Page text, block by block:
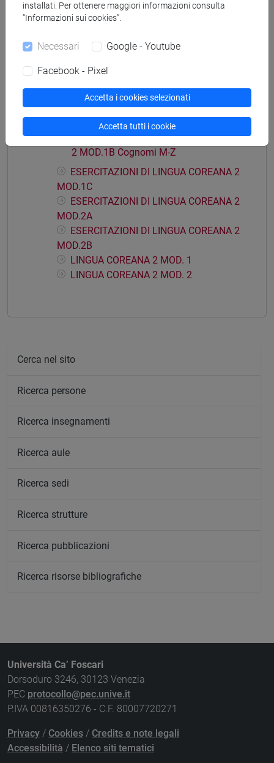
Struttura generale dell'insegnamento
ESERCITAZIONI DI LINGUA COREANA 2
MOD.1A
MOD.1B
ESERCITAZIONI DI LINGUA
COREANA 2 MOD.1B Cognomi A-L
ESERCITAZIONI DI LINGUA COREANA
2 MOD.1B Cognomi M-Z
ESERCITAZIONI DI LINGUA COREANA 2
MOD.1C
ESERCITAZIONI DI LINGUA COREANA 2
MOD.2A
ESERCITAZIONI DI LINGUA COREANA 2
MOD.2B
LINGUA COREANA 2 MOD. 1
LINGUA COREANA 2 MOD. 2
Cerca nel sito
Ricerca persone
Ricerca insegnamenti
Ricerca aule
Ricerca sedi
Ricerca strutture
Ricerca pubblicazioni
Ricerca risorse bibliografiche
Università Ca’ Foscari
Dorsoduro 3246, 30123 Venezia
PEC protocollo@pec.unive.it
P.IVA 00816350276 - C.F. 80007720271
Privacy / Cookies / Credits e note legali
Accessibilità / Elenco siti tematici
installati. Per ottenere maggiori informazioni consulta
“Informazioni sui cookies”.
Necessari Google - Youtube
Facebook - Pixel
Accetta i cookies selezionati
Accetta tutti i cookie